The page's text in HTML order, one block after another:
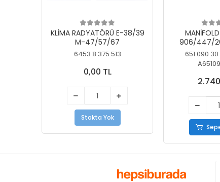
KLİMA RADYATÖRÜ E-38/39
M-47/57/67
6453 8 375 513
0,00 TL
Stokta Yok
906/447/
651 090 30